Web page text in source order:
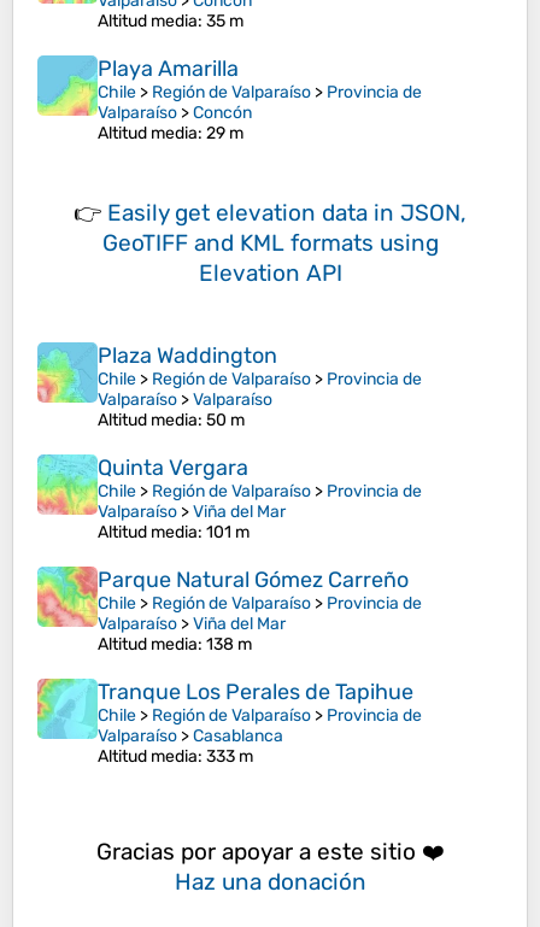
Altitud media: 35 m
Playa Amarilla
Chile > Región de Valparaíso > Provincia de
Valparaíso >Concón
Altitud media: 29 m
👉 Easily get elevation data in JSON,
GeoTIFF and KML formats using
Elevation API
Plaza Waddington
Chile > Región de Valparaíso > Provincia de
Valparaíso >Valparaíso
Altitud media: 50 m
Quinta Vergara
Chile > Región de Valparaíso > Provincia de
Valparaíso >Viña del Mar
Altitud media: 101 m
Parque Natural Gómez Carreño
Chile > Región de Valparaíso > Provincia de
Valparaíso >Viña del Mar
Altitud media: 138 m
Tranque Los Perales de Tapihue
Chile > Región de Valparaíso > Provincia de
Valparaíso >Casablanca
Altitud media: 333 m
Gracias por apoyar a este sitio ❤️
Haz una donación